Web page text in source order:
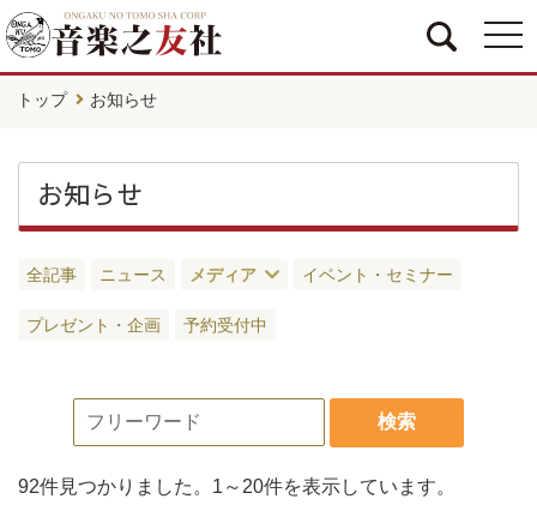
トップ お知らせ
お知らせ
全記事 ニュース メディア イベント・セミナー
プレゼント・企画 予約受付中
検索
92件見つかりました。 1～20件を表示しています。